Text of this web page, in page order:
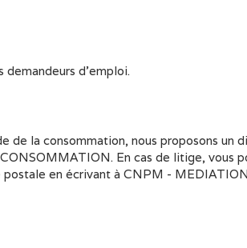
demandeurs d'emploi.
de la consommation, nous proposons
En cas de litige, vous
en écrivant à CNPM -